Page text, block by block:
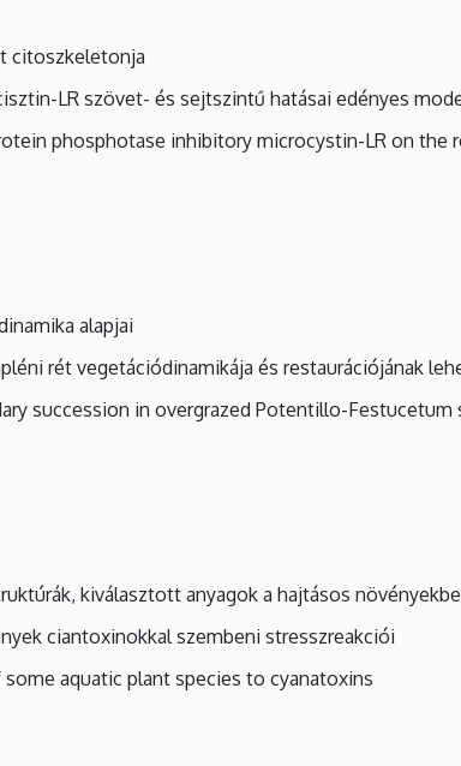
citoszkeletonja
LR szövet- és sejtszintű hatásai edényes
phosphotase inhibitory microcystin-LR on the
alapjai
rét vegetációdinamikája és restaurációjának
succession in overgrazed Potentillo-Festucetum
kiválasztott anyagok a hajtásos
ciantoxinokkal szembeni stresszreakciói
aquatic plant species to cyanatoxins